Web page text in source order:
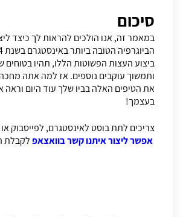
סיכום
במאמר זה, אנו הולכים להראות לך כיצד
ביצוע העצות הפשוטות הללו, תהיו
ותמשוך עוקבים נוספים. אז למה אתה
את הטיפים האלה בביו שלך עוד היום
בעצמך!
צריכים לתת בוסט לאינסטגרם, לפייסבוק
אפשר ליצור איתנו קשר בוואצאפלקבלת